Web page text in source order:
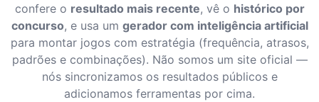
confere o resultado mais recente, vê o histórico por
concurso, e usa um gerador com inteligência artificial
para montar jogos com estratégia (frequência, atrasos,
padrões e combinações). Não somos um site oficial —
nós sincronizamos os resultados públicos e
adicionamos ferramentas por cima.